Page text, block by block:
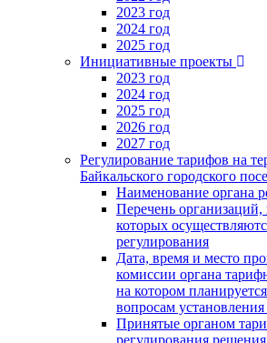
2023 год
2024 год
2025 год
Инициативные проекты
2023 год
2024 год
2025 год
2026 год
2027 год
Регулирование тарифов на
Байкальского городского
Наименование органа
Перечень
которых
регулирования
Дата, время и место
комиссии органа
на котором
вопросам
Принятые органом
регулирования